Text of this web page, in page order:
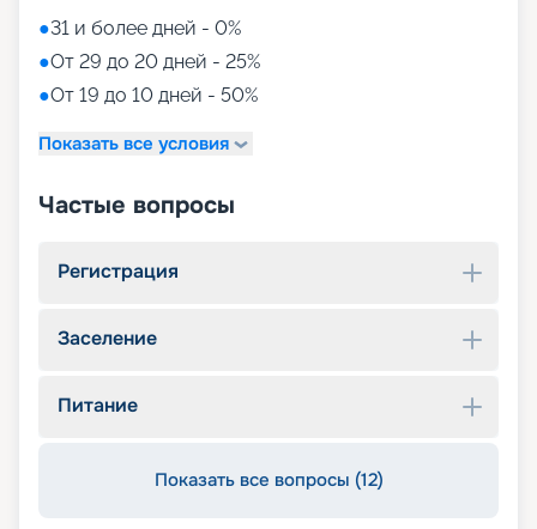
●31 и более дней - 0%
●От 29 до 20 дней - 25%
●От 19 до 10 дней - 50%
Показать все условия
Частые вопросы
Регистрация
Заселение
Питание
Показать все вопросы (12)